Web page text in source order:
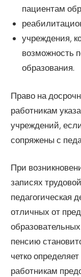
пациентам
учреждения,
возможность
образования.
Право на
работникам
учреждений,
сопряжены с
При
записях
педагогическая
отличных от
пенсию
четко
работникам